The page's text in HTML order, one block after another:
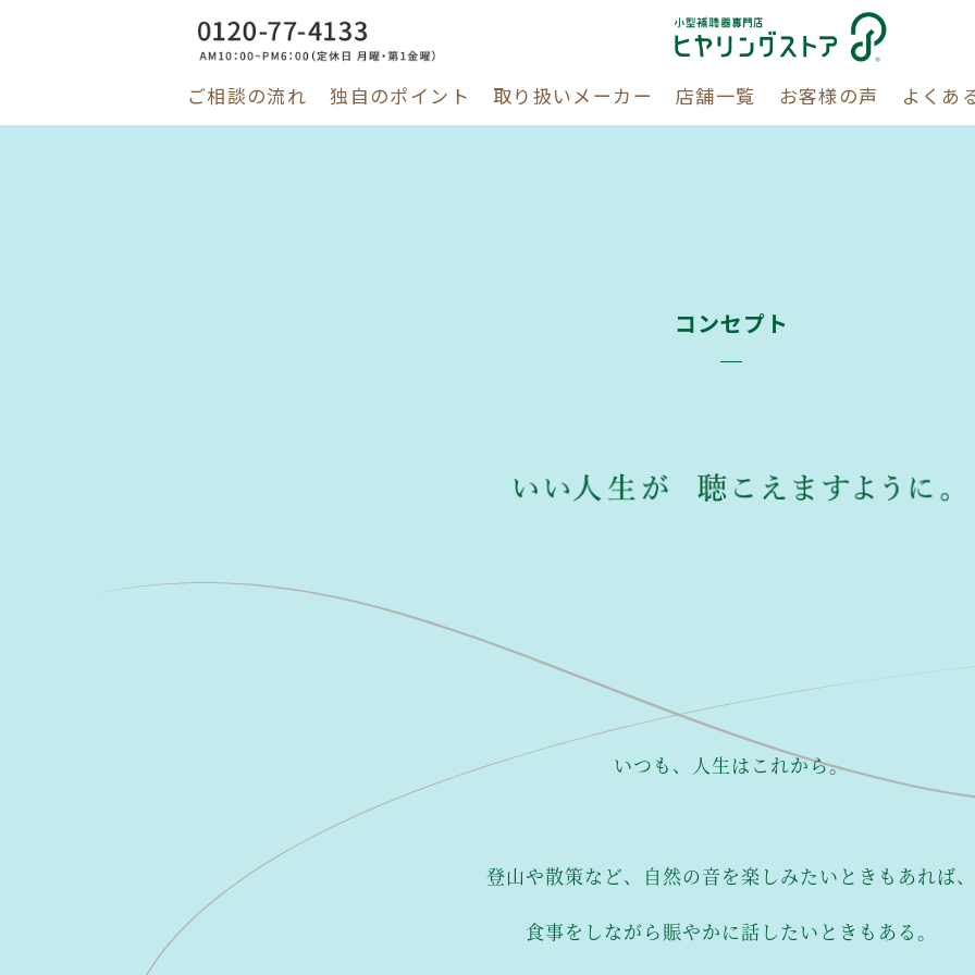
ご相談の流れ 独自のポイント 取り扱いメーカー 店舗一覧 お客様の声 よくあ
コンセプト
いつも、人生はこれから。
登山や散策など、自然の音を楽しみたいときもあれば、
食事をしながら賑やかに話したいときもある。